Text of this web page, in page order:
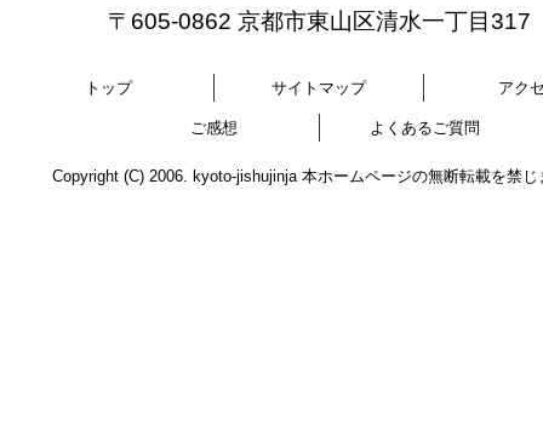
〒605-0862 京都市東山区清水一丁目317
トップ サイトマップ アク
ご感想 よくあるご質問
Copyright (C) 2006. kyoto-jishujinja 本ホームページの無断転載を禁じ